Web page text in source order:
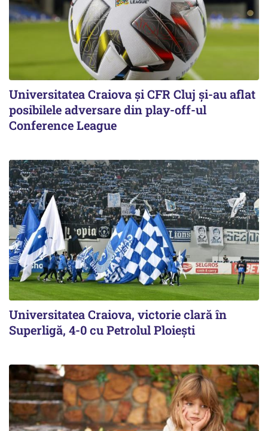
Universitatea Craiova și CFR Cluj și-au aflat
posibilele adversare din play-off-ul
Conference League
Universitatea Craiova, victorie clară în
Superligă, 4-0 cu Petrolul Ploieşti